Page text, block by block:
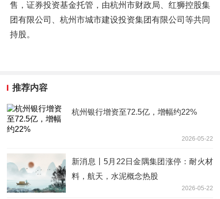
售，证券投资基金托管，由杭州市财政局、红狮控股集
团有限公司、杭州市城市建设投资集团有限公司等共同
持股。
推荐内容
杭州银行增资至72.5亿，增幅约22%
2026-05-22
新消息丨5月22日金隅集团涨停：耐火材
料，航天，水泥概念热股
2026-05-22